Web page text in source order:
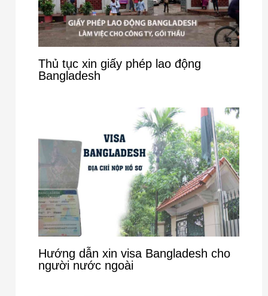
Thủ tục xin giấy phép lao động
Bangladesh
Hướng dẫn xin visa Bangladesh cho
người nước ngoài